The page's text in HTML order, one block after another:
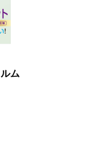
ム